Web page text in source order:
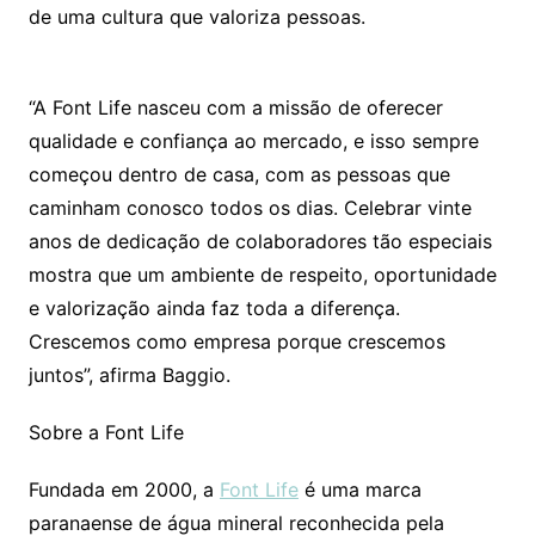
de uma cultura que valoriza pessoas.
“A Font Life nasceu com a missão de oferecer
qualidade e confiança ao mercado, e isso sempre
começou dentro de casa, com as pessoas que
caminham conosco todos os dias. Celebrar vinte
anos de dedicação de colaboradores tão especiais
mostra que um ambiente de respeito, oportunidade
e valorização ainda faz toda a diferença.
Crescemos como empresa porque crescemos
juntos”, afirma Baggio.
Sobre a Font Life
Fundada em 2000, a Font Lifeé uma marca
paranaense de água mineral reconhecida pela